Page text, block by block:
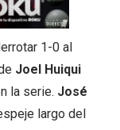
1-0 al
Joel Huiqui
la serie. José
largo del